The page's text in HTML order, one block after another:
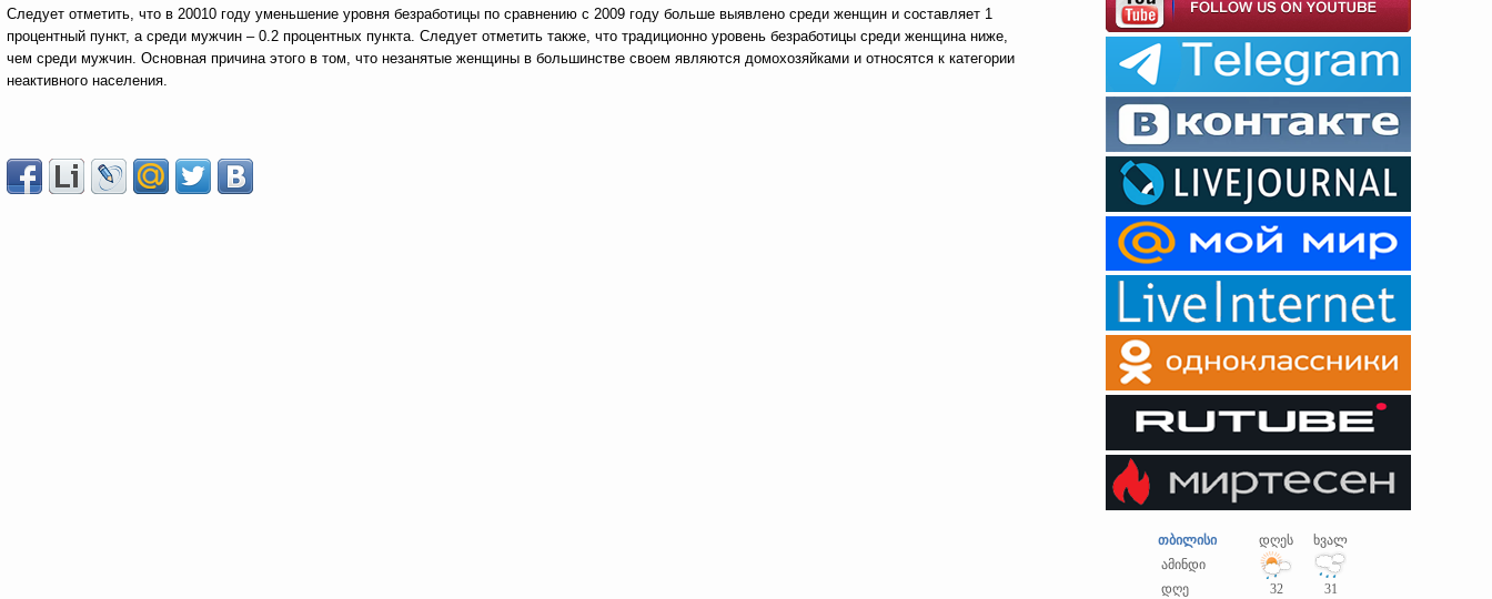
Следует отметить, что в 20010 году уменьшение уровня безработицы по сравнению с 2009 году больше выявлено среди женщин и составляет 1
процентный пункт, а среди мужчин – 0.2 процентных пункта. Следует отметить также, что традиционно уровень безработицы среди женщина ниже,
чем среди мужчин. Основная причина этого в том, что незанятые женщины в большинстве своем являются домохозяйками и относятся к категории
неактивного населения.
თბილისი დღეს
ხვალ
ამინდი
დღე
32
31